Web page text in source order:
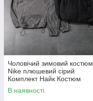
Чоловічий зимовий костюм
Nike плюшевий сірий
Комплект Найк Костюм
Пуховик Шапка утеплений
В наявності